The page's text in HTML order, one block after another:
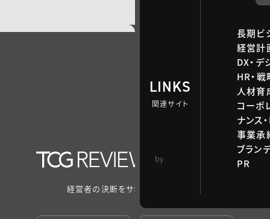
LINKS
関連サイト
長期ビ
経営計
DX・デ
HR・
人材育
コーポ
ナンス
事業承
ブラン
PR
by
経営者の決断をサポートするメディア